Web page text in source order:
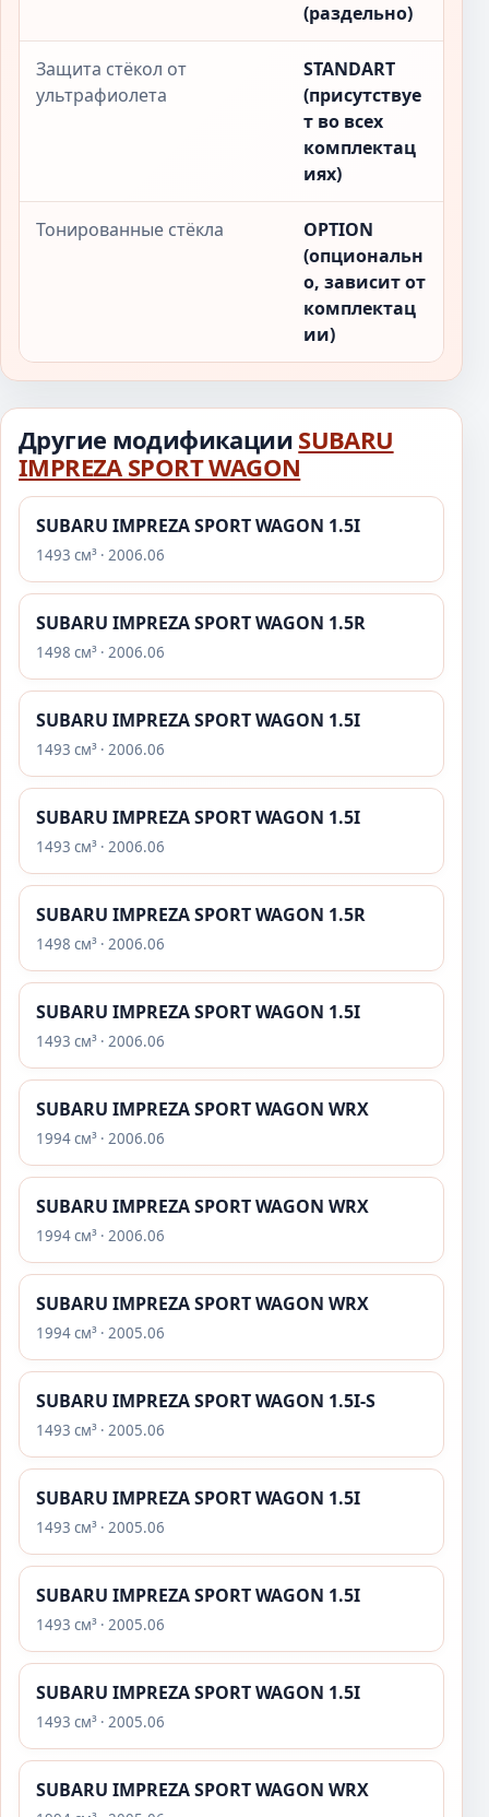
(раздельно)
Защита стёкол от
ультрафиолета
STANDART
(присутствуе
т во всех
комплектац
иях)
Тонированные стёкла
OPTION
(опциональн
о, зависит от
комплектац
ии)
Другие модификации SUBARU
IMPREZA SPORT WAGON
SUBARU IMPREZA SPORT WAGON 1.5I
1493 см³ · 2006.06
SUBARU IMPREZA SPORT WAGON 1.5R
1498 см³ · 2006.06
SUBARU IMPREZA SPORT WAGON 1.5I
1493 см³ · 2006.06
SUBARU IMPREZA SPORT WAGON 1.5I
1493 см³ · 2006.06
SUBARU IMPREZA SPORT WAGON 1.5R
1498 см³ · 2006.06
SUBARU IMPREZA SPORT WAGON 1.5I
1493 см³ · 2006.06
SUBARU IMPREZA SPORT WAGON WRX
1994 см³ · 2006.06
SUBARU IMPREZA SPORT WAGON WRX
1994 см³ · 2006.06
SUBARU IMPREZA SPORT WAGON WRX
1994 см³ · 2005.06
SUBARU IMPREZA SPORT WAGON 1.5I-S
1493 см³ · 2005.06
SUBARU IMPREZA SPORT WAGON 1.5I
1493 см³ · 2005.06
SUBARU IMPREZA SPORT WAGON 1.5I
1493 см³ · 2005.06
SUBARU IMPREZA SPORT WAGON 1.5I
1493 см³ · 2005.06
SUBARU IMPREZA SPORT WAGON WRX